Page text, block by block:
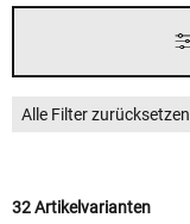
Alle Filter zurücksetzen
32 Artikelvarianten